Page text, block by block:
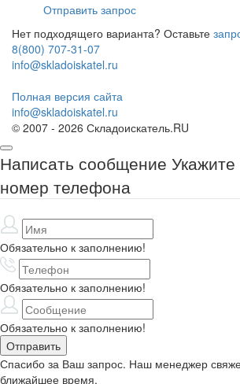
Отправить запрос
Нет подходящего варианта? Оставьте
8(800) 707-31-07
info@skladoiskatel.ru
Полная версия сайта
info@skladoiskatel.ru
© 2007 - 2026 Складоискатель.RU
Написать сообщение
номер телефона
Обязательно к заполнению!
Обязательно к заполнению!
Обязательно к заполнению!
Спасибо за Ваш запрос. Наш менеджер
ближайшее время.